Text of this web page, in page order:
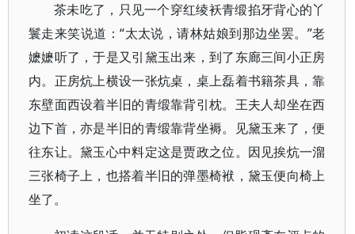
茶未吃了，只见一个穿红绫袄青缎掐牙背心的丫
鬟走来笑说道：“太太说，请林姑娘到那边坐罢。”老
嬷嬷听了，于是又引黛玉出来，到了东廊三间小正房
内。正房炕上横设一张炕桌，桌上磊着书籍茶具，靠
东壁面西设着半旧的青缎靠背引枕。王夫人却坐在西
边下首，亦是半旧的青缎靠背坐褥。见黛玉来了，便
往东让。黛玉心中料定这是贾政之位。因见挨炕一溜
三张椅子上，也搭着半旧的弹墨椅袱，黛玉便向椅上
坐了。